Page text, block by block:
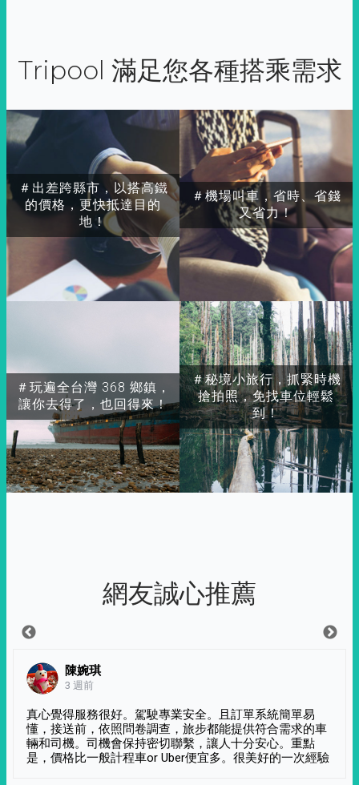
Tripool 滿足您各種搭乘需求
＃出差跨縣市，以搭高鐵
的價格，更快抵達目的
地！
＃玩遍全台灣 368 鄉鎮，
讓你去得了，也回得來！
＃秘境小旅行，抓緊時機
搶拍照，免找車位輕鬆
到！
＃機場叫車，省時、省錢
又省力！
網友誠心推薦
陳婉琪
3 週前
真心覺得服務很好。駕駛專業安全。且訂單系統簡單易
懂，接送前，依照問卷調查，旅步都能提供符合需求的車
輛和司機。司機會保持密切聯繫，讓人十分安心。重點
是，價格比一般計程車or Uber便宜多。很美好的一次經驗